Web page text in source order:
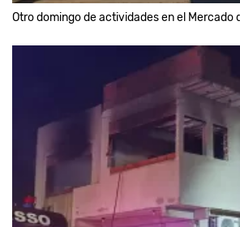
Otro domingo de actividades en el Mercado